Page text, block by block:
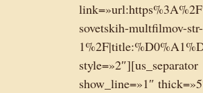
sovetskih-multfilmov-str-
style=»2″][us_separator
show_line=»1″